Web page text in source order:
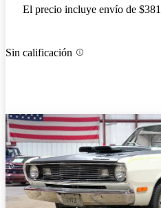
El precio incluye envío de $381
Sin calificación